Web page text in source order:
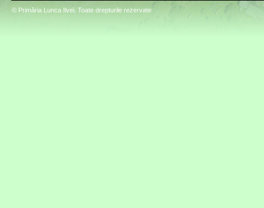
© Primăria Lunca Ilvei. Toate drepturile rezervate